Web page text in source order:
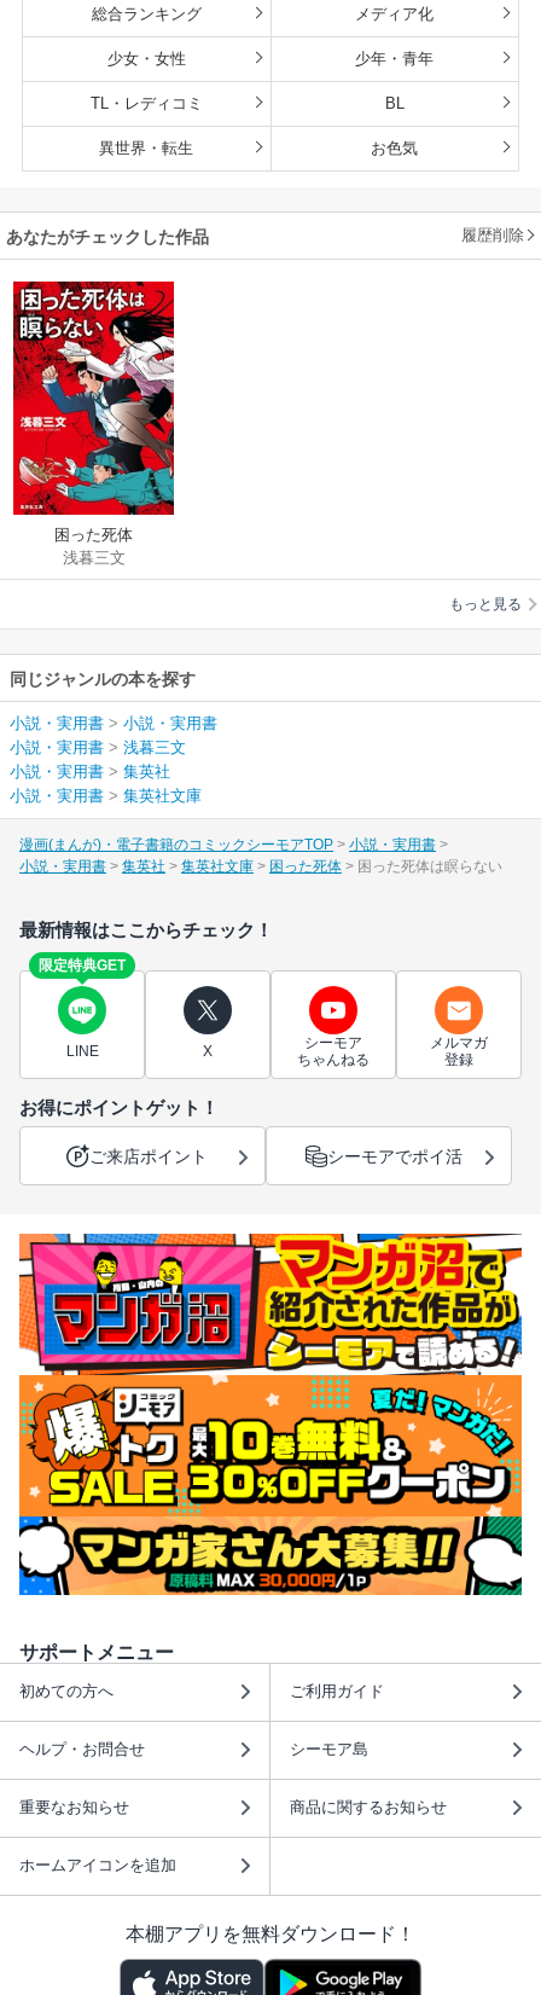
総合ランキング メディア化
少女・女性 少年・青年
TL・レディコミ BL
異世界・転生 お色気
あなたがチェックした作品 履歴削除
困った死体
浅暮三文
もっと見る
同じジャンルの本を探す
小説・実用書 > 小説・実用書
小説・実用書 > 浅暮三文
小説・実用書 > 集英社
小説・実用書 > 集英社文庫
漫画(まんが)・電子書籍のコミックシーモアTOP
小説・実用書
小説・実用書
集英社 集英社文庫 困った死体 困った死体は瞑らない
最新情報はここからチェック！
限定特典GET
LINE X
シーモア
ちゃんねる
メルマガ
登録
お得にポイントゲット！
ご来店ポイント シーモアでポイ活
サポートメニュー
初めての方へ ご利用ガイド
ヘルプ・お問合せ シーモア島
重要なお知らせ 商品に関するお知らせ
ホームアイコンを追加
本棚アプリを無料ダウンロード！